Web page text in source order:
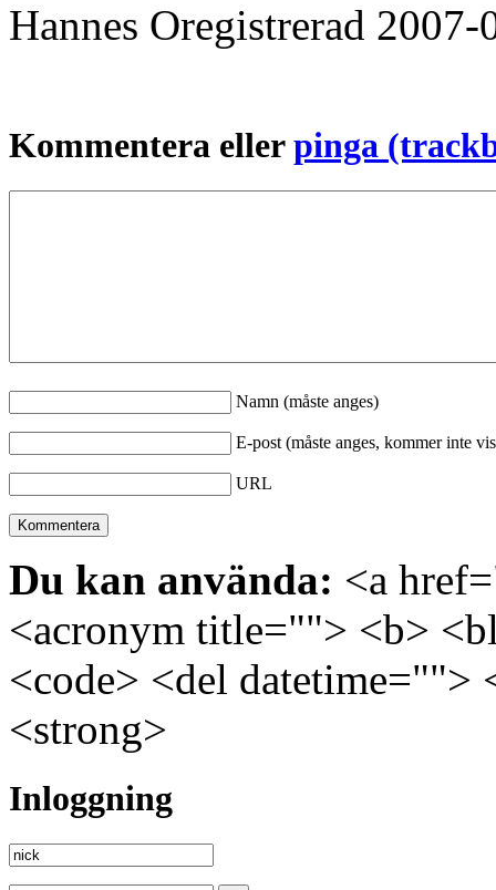
Hannes Oregistrerad 2007-
Kommentera ellerpinga
Namn (måste anges)
E-post (måste anges, kommer inte
URL
Du kan använda: <a
<acronym title=""> <b>
<code> <del
<strong>
Inloggning